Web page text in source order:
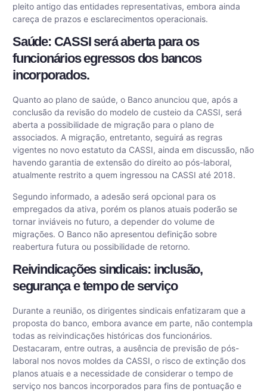
pleito antigo das entidades representativas, embora ainda
careça de prazos e esclarecimentos operacionais.
Saúde: CASSI será aberta para os
funcionários egressos dos bancos
incorporados.
Quanto ao plano de saúde, o Banco anunciou que, após a
conclusão da revisão do modelo de custeio da CASSI, será
aberta a possibilidade de migração para o plano de
associados. A migração, entretanto, seguirá as regras
vigentes no novo estatuto da CASSI, ainda em discussão, não
havendo garantia de extensão do direito ao pós-laboral,
atualmente restrito a quem ingressou na CASSI até 2018.
Segundo informado, a adesão será opcional para os
empregados da ativa, porém os planos atuais poderão se
tornar inviáveis no futuro, a depender do volume de
migrações. O Banco não apresentou definição sobre
reabertura futura ou possibilidade de retorno.
Reivindicações sindicais: inclusão,
segurança e tempo de serviço
Durante a reunião, os dirigentes sindicais enfatizaram que a
proposta do banco, embora avance em parte, não contempla
todas as reivindicações históricas dos funcionários.
Destacaram, entre outras, a ausência de previsão de pós-
laboral nos novos moldes da CASSI, o risco de extinção dos
planos atuais e a necessidade de considerar o tempo de
serviço nos bancos incorporados para fins de pontuação e